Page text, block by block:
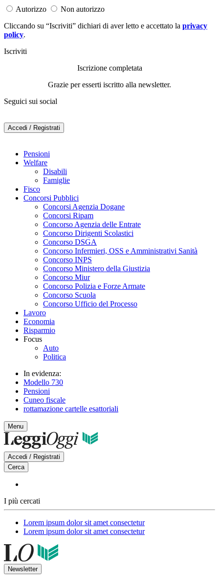
Autorizzo
Non autorizzo
Cliccando su “Iscriviti” dichiari di aver letto e accettato la privacy
policy.
Iscriviti
Iscrizione completata
Grazie per esserti iscritto alla newsletter.
Seguici sui social
Accedi / Registrati
Pensioni
Welfare
Disabili
Famiglie
Fisco
Concorsi Pubblici
Concorsi Agenzia Dogane
Concorsi Ripam
Concorso Agenzia delle Entrate
Concorso Dirigenti Scolastici
Concorso DSGA
Concorso Infermieri, OSS e Amministrativi Sanità
Concorso INPS
Concorso Ministero della Giustizia
Concorso Miur
Concorso Polizia e Forze Armate
Concorso Scuola
Concorso Ufficio del Processo
Lavoro
Economia
Risparmio
Focus
Auto
Politica
In evidenza:
Modello 730
Pensioni
Cuneo fiscale
rottamazione cartelle esattoriali
Menu
Accedi / Registrati
Cerca
I più cercati
Lorem ipsum dolor sit amet consectetur
Lorem ipsum dolor sit amet consectetur
Newsletter